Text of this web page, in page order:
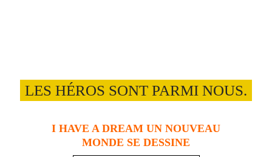
LES HÉROS SONT PARMI NOUS.
I HAVE A DREAM UN NOUVEAU
MONDE SE DESSINE